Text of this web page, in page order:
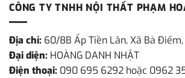
CÔNG TY TNHH NỘI THẤT PHẠM
Địa chỉ: 60/8B Ấp Tiền Lân, Xã Bà
Đại diện: HOÀNG DANH NHẬT
Điện thoại: 090 695 6292 hoặc 0962